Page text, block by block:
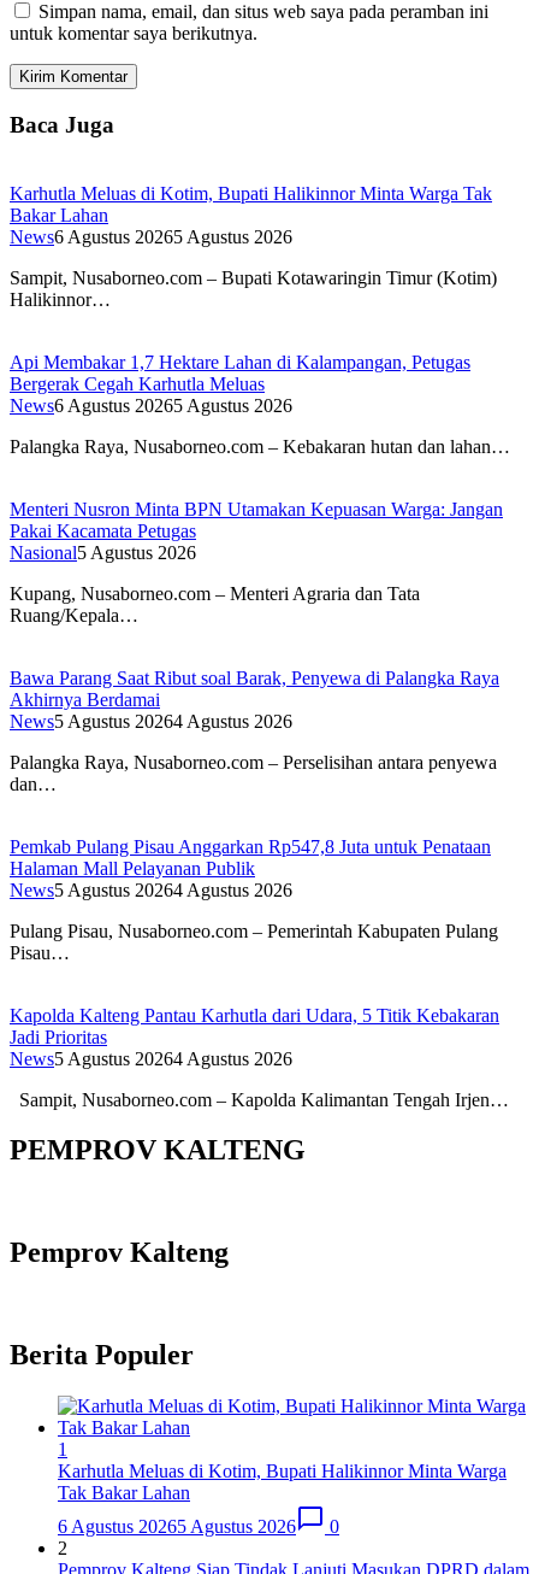
Simpan nama, email, dan situs web saya pada peramban ini
untuk komentar saya berikutnya.
Baca Juga
Karhutla Meluas di Kotim, Bupati Halikinnor Minta Warga Tak
Bakar Lahan
News6 Agustus 20265 Agustus 2026
Sampit, Nusaborneo.com – Bupati Kotawaringin Timur (Kotim)
Halikinnor…
Api Membakar 1,7 Hektare Lahan di Kalampangan, Petugas
Bergerak Cegah Karhutla Meluas
News6 Agustus 20265 Agustus 2026
Palangka Raya, Nusaborneo.com – Kebakaran hutan dan lahan…
Menteri Nusron Minta BPN Utamakan Kepuasan Warga: Jangan
Pakai Kacamata Petugas
Nasional5 Agustus 2026
Kupang, Nusaborneo.com – Menteri Agraria dan Tata
Ruang/Kepala…
Bawa Parang Saat Ribut soal Barak, Penyewa di Palangka Raya
Akhirnya Berdamai
News5 Agustus 20264 Agustus 2026
Palangka Raya, Nusaborneo.com – Perselisihan antara penyewa
dan…
Pemkab Pulang Pisau Anggarkan Rp547,8 Juta untuk Penataan
Halaman Mall Pelayanan Publik
News5 Agustus 20264 Agustus 2026
Pulang Pisau, Nusaborneo.com – Pemerintah Kabupaten Pulang
Pisau…
Kapolda Kalteng Pantau Karhutla dari Udara, 5 Titik Kebakaran
Jadi Prioritas
News5 Agustus 20264 Agustus 2026
Sampit, Nusaborneo.com – Kapolda Kalimantan Tengah Irjen…
PEMPROV KALTENG
Pemprov Kalteng
Berita Populer
1
Karhutla Meluas di Kotim, Bupati Halikinnor Minta Warga
Tak Bakar Lahan
6 Agustus 20265 Agustus 2026
0
2
Pemprov Kalteng Siap Tindak Lanjuti Masukan DPRD dalam